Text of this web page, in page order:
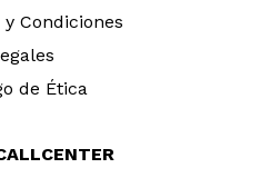
Condiciones
de Ética